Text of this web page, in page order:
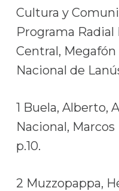
Cultura y
Programa Radial
Central, Megafón
Nacional de
1 Buela, Alberto,
Nacional, Marcos
p.10.
2 Muzzopappa,